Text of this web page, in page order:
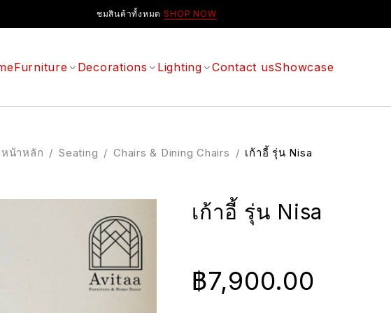
ชมสินค้าทั้งหมด SHOP NOW
Furniture Decorations Lighting Contact usShowcase
หน้าหลัก / Seating / Chairs & Dining Chairs / เก้าอี้ รุ่น Nisa
เก้าอี้ รุ่น Nisa
฿7,900.00